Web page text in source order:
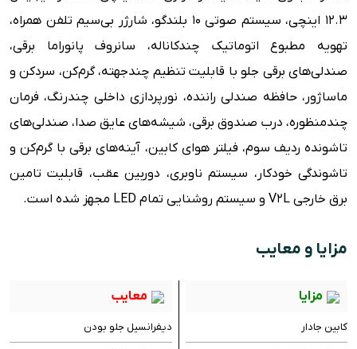
۱۲.۳ اینچی، سیستم صوتی ۱۰ بلندگو، شارژر بی‌سیم تلفن همراه،
تهویه مطبوع اتوماتیک چندکاناله، سانروف پانوراما برقی،
صندلی‌های برقی جلو با قابلیت تنظیم چندجهته، گرم‌کن، سردکن و
ماساژور، حافظه صندلی راننده، نورپردازی داخلی چندرنگ، فرمان
چندمنظوره، درب صندوق برقی، شیشه‌های عایق صدا، صندلی‌های
تاشونده ردیف سوم، فیلتر هوای کابین، آینه‌های برقی با گرم‌کن و
تاشوندگی خودکار، سیستم ناوبری، دوربین عقب، قابلیت تامین
برق خارجی V2L و سیستم روشنایی تمام LED مجهز شده است.
مزایا و معایب
مزایا
کابین جادار
معایب
دیفرانسیل جلو بودن